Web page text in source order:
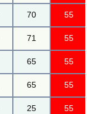
70 55
71 55
65 55
65 55
25 55